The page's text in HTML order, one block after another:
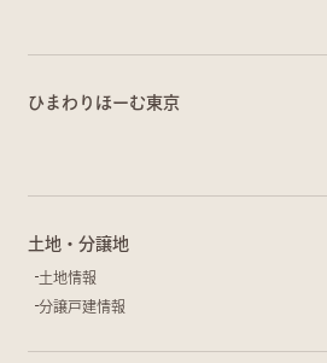
ひまわりほーむ東京
土地・分譲地
土地情報
分譲戸建情報